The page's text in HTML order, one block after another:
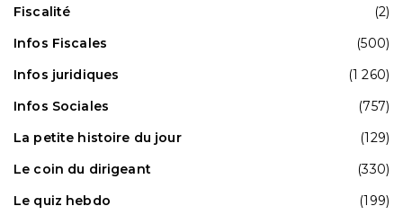
Fiscalité
(2)
Infos Fiscales
(500)
Infos juridiques
(1 260)
Infos Sociales
(757)
La petite histoire du jour
(129)
Le coin du dirigeant
(330)
Le quiz hebdo
(199)